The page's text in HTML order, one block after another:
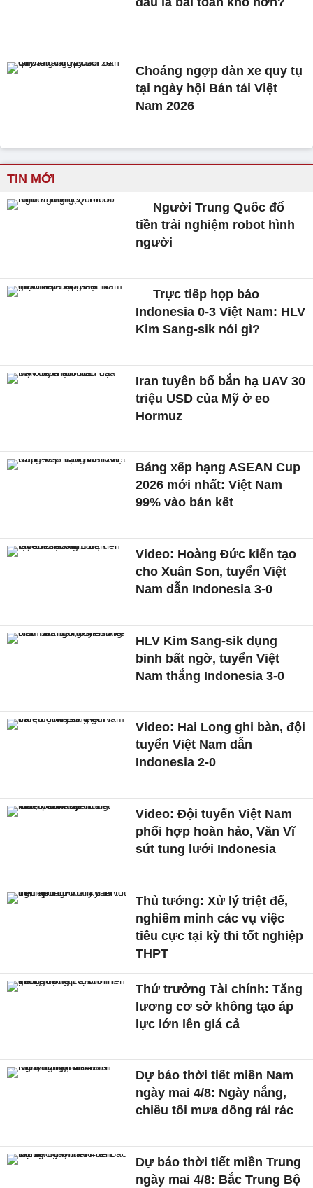
Choáng ngợp dàn xe quy tụ
tại ngày hội Bán tải Việt
Nam 2026
TIN MỚI
Người Trung Quốc đổ
tiền trải nghiệm robot hình
người
Trực tiếp họp báo
Indonesia 0-3 Việt Nam: HLV
Kim Sang-sik nói gì?
Iran tuyên bố bắn hạ UAV 30
triệu USD của Mỹ ở eo
Hormuz
Bảng xếp hạng ASEAN Cup
2026 mới nhất: Việt Nam
99% vào bán kết
Video: Hoàng Đức kiến tạo
cho Xuân Son, tuyển Việt
Nam dẫn Indonesia 3-0
HLV Kim Sang-sik dụng
binh bất ngờ, tuyển Việt
Nam thắng Indonesia 3-0
Video: Hai Long ghi bàn, đội
tuyển Việt Nam dẫn
Indonesia 2-0
Video: Đội tuyển Việt Nam
phối hợp hoàn hảo, Văn Vĩ
sút tung lưới Indonesia
Thủ tướng: Xử lý triệt để,
nghiêm minh các vụ việc
tiêu cực tại kỳ thi tốt nghiệp
THPT
Thứ trưởng Tài chính: Tăng
lương cơ sở không tạo áp
lực lớn lên giá cả
Dự báo thời tiết miền Nam
ngày mai 4/8: Ngày nắng,
chiều tối mưa dông rải rác
Dự báo thời tiết miền Trung
ngày mai 4/8: Bắc Trung Bộ